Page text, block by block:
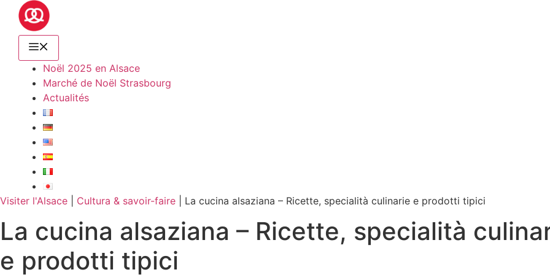
Noël 2025 en Alsace
Marché de Noël Strasbourg
Actualités
Visiter l'Alsace Cultura & savoir-faire La cucina alsaziana – Ricette, specialità culinarie e prodotti tipici
La cucina alsaziana – Ricette, specialità
e prodotti tipici